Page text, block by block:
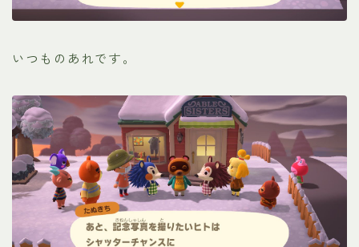
いつものあれです。